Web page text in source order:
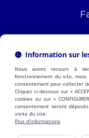
PRÉSENTATION
ACTUALITÉS
Information sur
Nous avons recours à
fonctionnement du site,
consentement pour collecter
Cliquez ci-dessous sur «
cookies ou sur «
consentement seront
visite du site.
Plus d'informations